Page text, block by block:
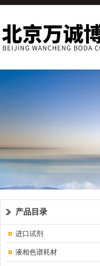
产品目录
进口试剂
液相色谱耗材